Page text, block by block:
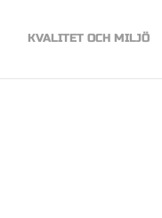
KVALITET OCH MILJÖ